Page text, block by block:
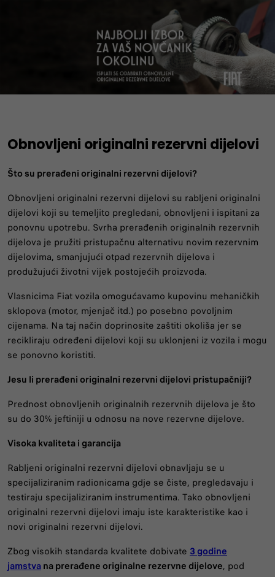
Obnovljeni originalni rezervni dijelovi
Što su prerađeni originalni rezervni dijelovi?
Obnovljeni originalni rezervni dijelovi su rabljeni originalni
dijelovi koji su temeljito pregledani, obnovljeni i ispitani za
ponovnu upotrebu. Svrha prerađenih originalnih rezervnih
dijelova je pružiti pristupačnu alternativu novim rezervnim
dijelovima, smanjujući otpad rezervnih dijelova i
produžujući životni vijek postojećih proizvoda.
Vlasnicima Fiat vozila omogućavamo kupovinu mehaničkih
sklopova (motor, mjenjač itd.) po posebno povoljnim
cijenama. Na taj način doprinosite zaštiti okoliša jer se
recikliraju određeni dijelovi koji su uklonjeni iz vozila i mogu
se ponovno koristiti.
Jesu li prerađeni originalni rezervni dijelovi pristupačniji?
Prednost obnovljenih originalnih rezervnih dijelova je što
su do 30% jeftiniji u odnosu na nove rezervne dijelove.
Visoka kvaliteta i garancija
Rabljeni originalni rezervni dijelovi obnavljaju se u
specijaliziranim radionicama gdje se čiste, pregledavaju i
testiraju specijaliziranim instrumentima. Tako obnovljeni
originalni rezervni dijelovi imaju iste karakteristike kao i
novi originalni rezervni dijelovi.
Zbog visokih standarda kvalitete dobivate 3 godine
jamstvana prerađene originalne rezervne dijelove, pod